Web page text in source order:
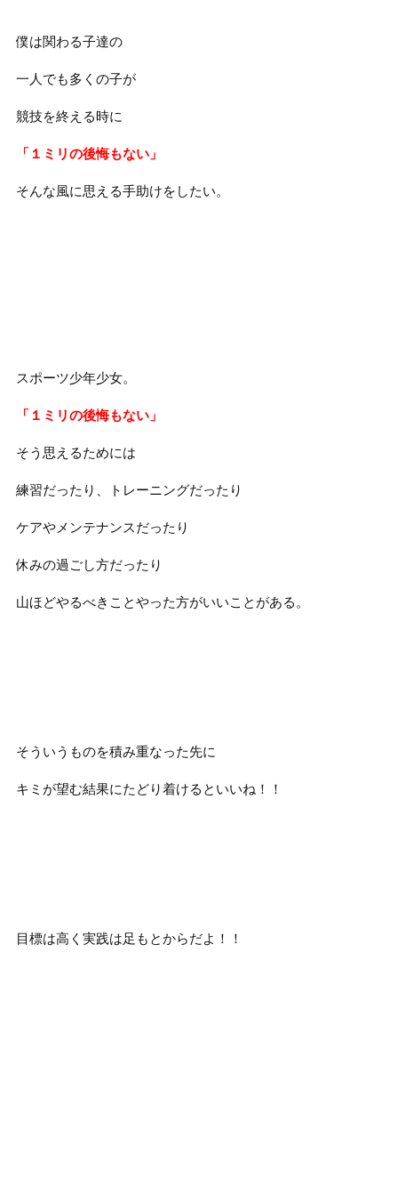
僕は関わる子達の
一人でも多くの子が
競技を終える時に
「１ミリの後悔もない」
そんな風に思える手助けをしたい。
スポーツ少年少女。
「１ミリの後悔もない」
そう思えるためには
練習だったり、トレーニングだったり
ケアやメンテナンスだったり
休みの過ごし方だったり
山ほどやるべきことやった方がいいことがある。
そういうものを積み重なった先に
キミが望む結果にたどり着けるといいね！！
目標は高く実践は足もとからだよ！！